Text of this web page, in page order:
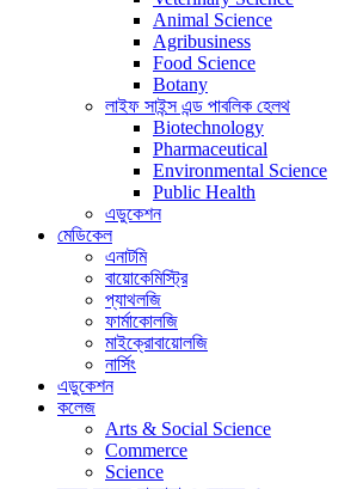
Animal Science
Agribusiness
Food Science
Botany
লাইফ সাইন্স এন্ড পাবলিক হেলথ
Biotechnology
Pharmaceutical
Environmental Science
Public Health
এডুকেশন
মেডিকেল
এনাটমি
বায়োকেমিস্ট্রি
প্যাথলজি
ফার্মাকোলজি
মাইক্রোবায়োলজি
নার্সিং
এডুকেশন
কলেজ
Arts & Social Science
Commerce
Science